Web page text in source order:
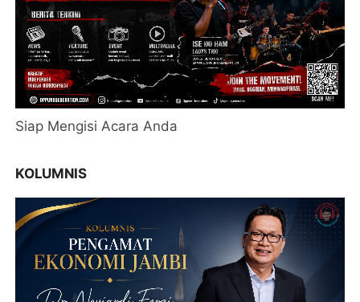
Siap Mengisi Acara Anda
KOLUMNIS